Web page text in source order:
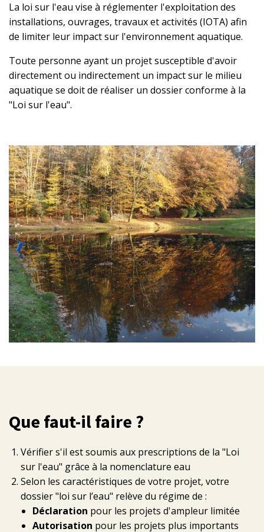
La loi sur l'eau vise à réglementer l'exploitation des
installations, ouvrages, travaux et activités (IOTA) afin
de limiter leur impact sur l'environnement aquatique.
Toute personne ayant un projet susceptible d'avoir
directement ou indirectement un impact sur le milieu
aquatique se doit de réaliser un dossier conforme à la
"Loi sur l'eau".
Que faut-il faire ?
Vérifier s'il est soumis aux prescriptions de la "Loi
sur l'eau" grâce à la nomenclature eau
Selon les caractéristiques de votre projet, votre
dossier "loi sur l’eau" relève du régime de :
Déclaration pour les projets d'ampleur limitée
Autorisation pour les projets plus importants